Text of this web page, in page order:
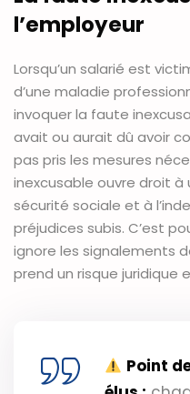
l’employeur
Lorsqu’un salarié est
d’une maladie
invoquer la faute
avait ou aurait dû avoir
pas pris les mesures
inexcusable ouvre droit
sécurité sociale et à
préjudices subis. C’est
ignore les signalements
prend un risque juridique
Point